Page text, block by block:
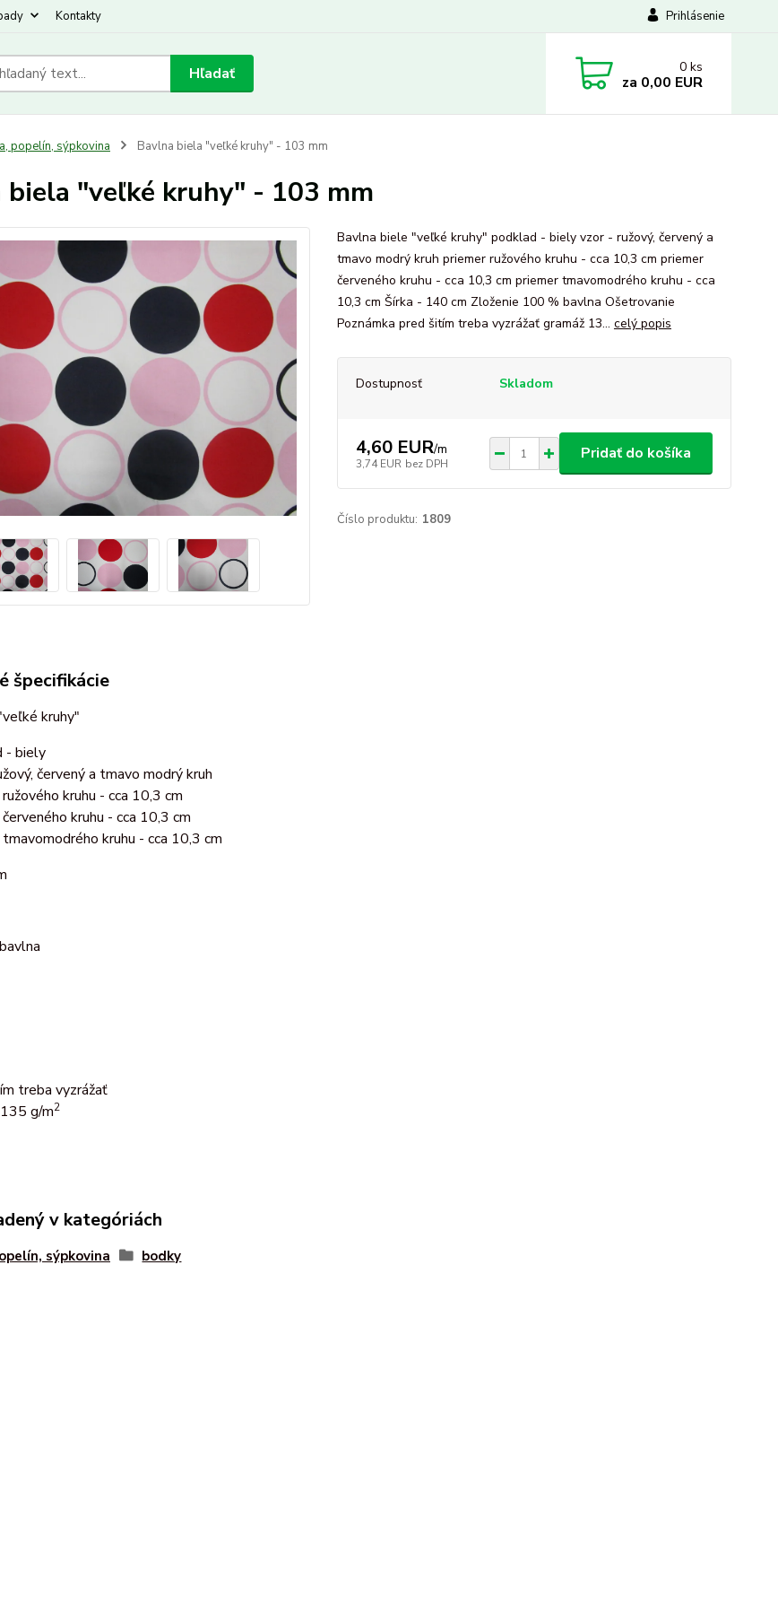
Kontakty Prihlásenie
Hľadať 0 ks
za 0,00 EUR
popelín, sýpkovina Bavlna biela "veľké kruhy" - 103 mm
biela "veľké kruhy" - 103 mm
Bavlna biele "veľké kruhy" podklad - biely vzor - ružový, červený a
tmavo modrý kruh priemer ružového kruhu - cca 10,3 cm priemer
červeného kruhu - cca 10,3 cm priemer tmavomodrého kruhu - cca
10,3 cm Šírka - 140 cm Zloženie 100 % bavlna Ošetrovanie
Poznámka pred šitím treba vyzrážať gramáž 13... celý popis
Dostupnosť Skladom
4,60 EUR/m
3,74 EUR bez DPH
Pridať do košíka
Číslo produktu: 1809
špecifikácie
kruhy"
- biely
červený a tmavo modrý kruh
kruhu - cca 10,3 cm
kruhu - cca 10,3 cm
kruhu - cca 10,3 cm
treba vyzrážať
g/m2
v kategóriách
sýpkovina bodky